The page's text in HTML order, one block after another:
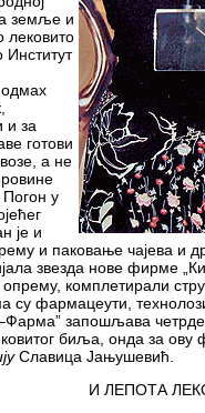
земље и
лековито
Институт
и за
готови
а не
у
је и
и паковање чајева и
звезда нове фирме
комплетирали
фармацеути,
запошљава
биља, онда за
Славица Јањушевић.
И ЛЕПОТА